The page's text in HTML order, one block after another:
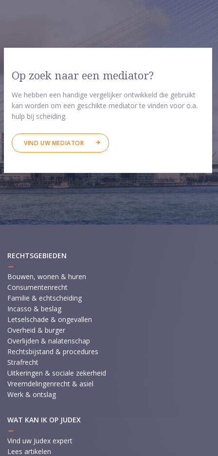
Op zoek naar een mediator?
We hebben een handige vergelijker ontwikkeld die gebruikt
kan worden om een geschikte mediator te vinden voor o.a.
hulp bij scheiding.
VIND UW MEDIATOR
RECHTSGEBIEDEN
Bouwen, wonen & huren
Consumentenrecht
Familie & echtscheiding
Incasso & beslag
Letselschade & ongevallen
Overheid & burger
Overlijden & nalatenschap
Rechtsbijstand & procedures
Strafrecht
Uitkeringen & sociale zekerheid
Vreemdelingenrecht & asiel
Werk & ontslag
WAT KAN IK OP JUDEX
Vind uw Judex expert
Lees artikelen